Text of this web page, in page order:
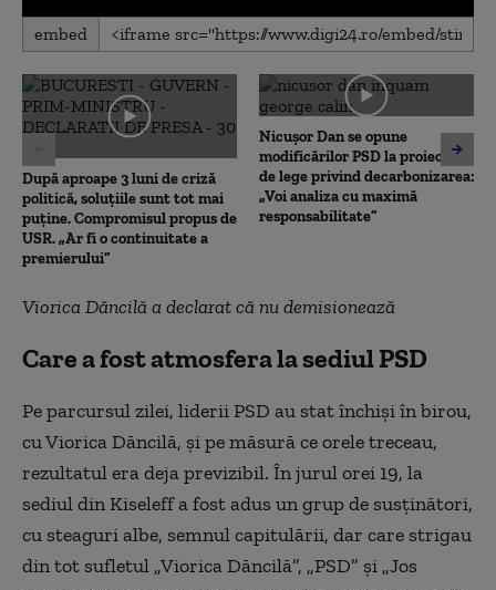
0
seconds
0
seconds
embed
După aproape 3 luni de criză
politică, soluțiile sunt tot mai
puține. Compromisul propus de
USR. „Ar fi o continuitate a
premierului”
Nicușor Dan se opune
modificărilor PSD la proiectul
de lege privind decarbonizarea:
„Voi analiza cu maximă
responsabilitate”
Viorica Dăncilă a declarat că nu demisionează
Care a fost atmosfera la sediul PSD
Pe parcursul zilei, liderii PSD au stat închiși în birou,
cu Viorica Dăncilă, și pe măsură ce orele treceau,
rezultatul era deja previzibil. În jurul orei 19, la
sediul din Kiseleff a fost adus un grup de susținători,
cu steaguri albe, semnul capitulării, dar care strigau
din tot sufletul „Viorica Dăncilă”, „PSD” și „Jos